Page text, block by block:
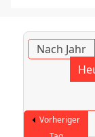
Nach Jahr
Vorheriger